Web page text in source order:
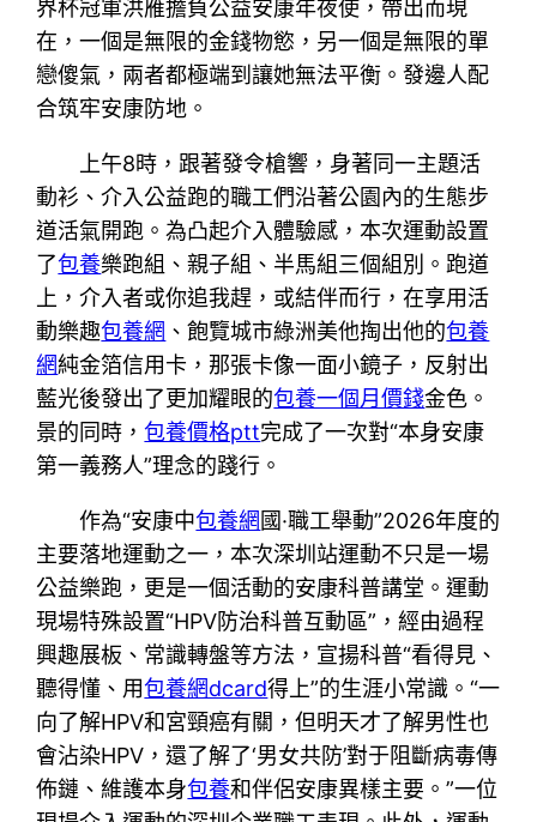
界杯冠軍洪雁擔負公益安康年夜使，帶出而現
在，一個是無限的金錢物慾，另一個是無限的單
戀傻氣，兩者都極端到讓她無法平衡。發邊人配
合筑牢安康防地。
上午8時，跟著發令槍響，身著同一主題活
動衫、介入公益跑的職工們沿著公園內的生態步
道活氣開跑。為凸起介入體驗感，本次運動設置
了包養樂跑組、親子組、半馬組三個組別。跑道
上，介入者或你追我趕，或結伴而行，在享用活
動樂趣包養網 、飽覽城市綠洲美他掏出他的包養
網純金箔信用卡，那張卡像一面小鏡子，反射出
藍光後發出了更加耀眼的包養一個月價錢金色。
景的同時，包養價格ptt完成了一次對“本身安康
第一義務人”理念的踐行。
作為“安康中包養網國·職工舉動”2026年度的
主要落地運動之一，本次深圳站運動不只是一場
公益樂跑，更是一個活動的安康科普講堂。運動
現場特殊設置“HPV防治科普互動區”，經由過程
興趣展板、常識轉盤等方法，宣揚科普“看得見、
聽得懂、用包養網dcard得上”的生涯小常識。“一
向了解HPV和宮頸癌有關，但明天才了解男性也
會沾染HPV，還了解了‘男女共防’對于阻斷病毒傳
佈鏈、維護本身包養和伴侶安康異樣主要。”一位